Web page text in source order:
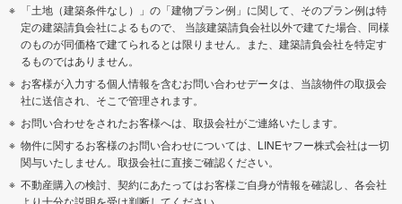
「土地（建築条件なし）」の「建物プラン例」に関して、そのプラン例は特
定の建築請負会社によるもので、 当該建築請負会社以外で建てた場合、同様
のものが同価格で建てられるとは限りません。また、建築請負会社を特定す
るものではありません。
お客様が入力する個人情報を含むお問い合わせデータは、当該物件の取扱会
社に送信され、そこで管理されます。
お問い合わせをされたお客様へは、取扱会社がご連絡いたします。
物件に関するお客様のお問い合わせについては、LINEヤフー株式会社は一切
関与いたしません。取扱会社に直接ご確認ください。
不動産購入の検討、契約にあたってはお客様ご自身が情報を確認し、各会社
より十分な説明を受け判断してください。